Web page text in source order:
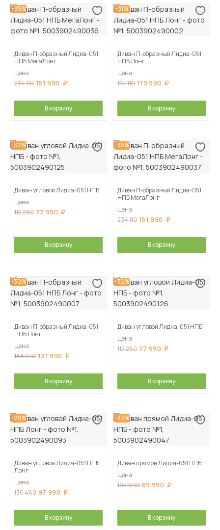
-35%
Диван П-образный Лидиа-051
НПБ МегаЛонг
Цена
234 110 151 990
В корзину
-31%
Диван П-образный Лидиа-051
НПБ Лонг
Цена
174 110 119 990
В корзину
-32%
Диван угловой Лидиа-051 НПБ
Цена
115 280 77 990
В корзину
-35%
Диван П-образный Лидиа-051
НПБ МегаЛонг
Цена
234 110 151 990
В корзину
-30%
Диван П-образный Лидиа-051
НПБ Лонг
Цена
188 220 131 990
В корзину
-32%
Диван угловой Лидиа-051 НПБ
Цена
115 280 77 990
В корзину
-28%
Диван угловой Лидиа-051 НПБ
Лонг
Цена
136 460 97 990
В корзину
-33%
Диван прямой Лидиа-051 НПБ
Цена
104 690 69 990
В корзину